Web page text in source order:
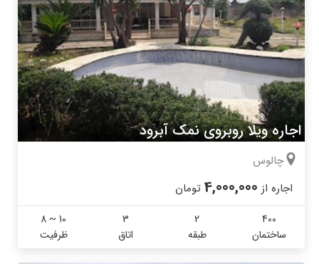
اجاره ویلا روبروی نمک آبرود
چالوس
اجاره از 4,000,000 تومان
400
ساختمان
2
طبقه
3
اتاق
8 ~ 10
ظرفیت